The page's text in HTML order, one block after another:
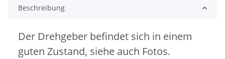
Beschreibung
Der Drehgeber befindet sich in einem
guten Zustand, siehe auch Fotos.